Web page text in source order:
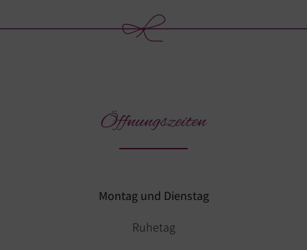
Öffnungszeiten
Montag und Dienstag
Ruhetag